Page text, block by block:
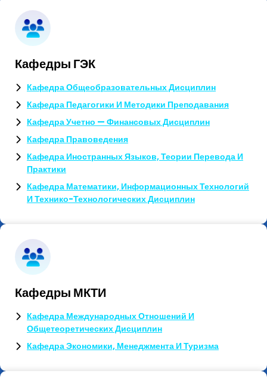
Кафедры ГЭК
Кафедра Общеобразовательных Дисциплин
Кафедра Педагогики И Методики Преподавания
Кафедра Учетно — Финансовых Дисциплин
Кафедра Правоведения
Кафедра Иностранных Языков, Теории Перевода И
Практики
Кафедра Математики, Информационных Технологий
И Технико-Технологических Дисциплин
Кафедры МКТИ
Кафедра Международных Отношений И
Общетеоретических Дисциплин
Кафедра Экономики, Менеджмента И Туризма